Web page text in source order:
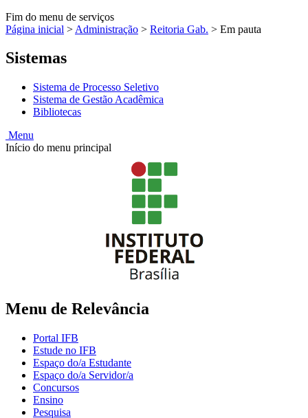
Fim do menu de serviços
Página inicial > Administração > Reitoria Gab. > Em pauta
Sistemas
Sistema de Processo Seletivo
Sistema de Gestão Acadêmica
Bibliotecas
Menu
Início do menu principal
Menu de Relevância
Portal IFB
Estude no IFB
Espaço do/a Estudante
Espaço do/a Servidor/a
Concursos
Ensino
Pesquisa